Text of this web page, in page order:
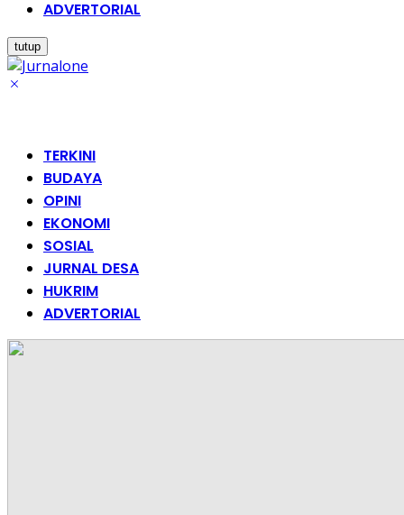
ADVERTORIAL
tutup
TERKINI
BUDAYA
OPINI
EKONOMI
SOSIAL
JURNAL DESA
HUKRIM
ADVERTORIAL